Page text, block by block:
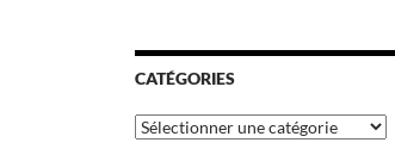
CATÉGORIES
Catégories